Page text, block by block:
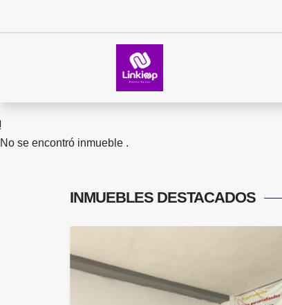
No se encontró inmueble .
INMUEBLES DESTACADOS